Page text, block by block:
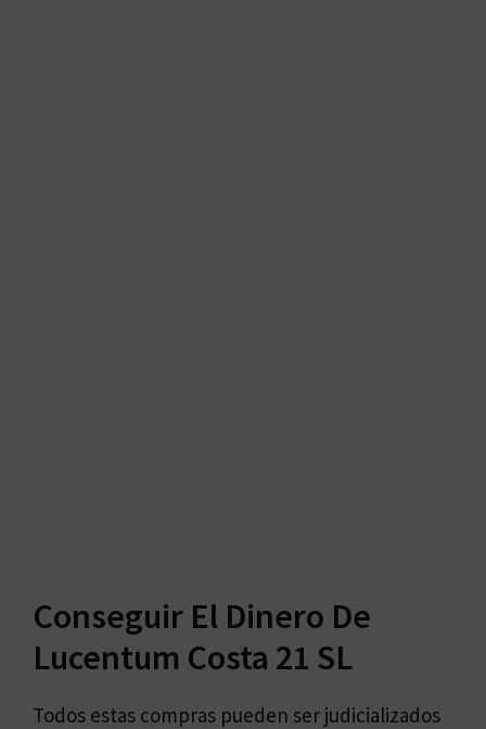
Conseguir El Dinero De
Lucentum Costa 21 SL
Todos estas compras pueden ser judicializados